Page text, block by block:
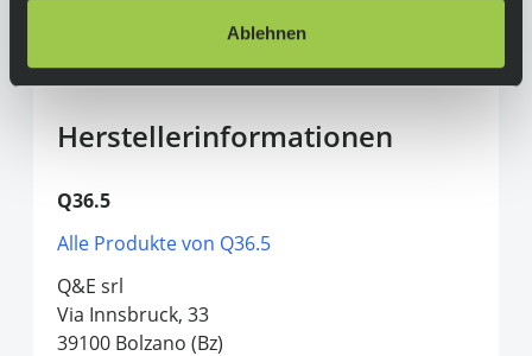
Ablehnen
Herstellerinformationen
Q36.5
Alle Produkte von Q36.5
Q&E srl
Via Innsbruck, 33
39100 Bolzano (Bz)